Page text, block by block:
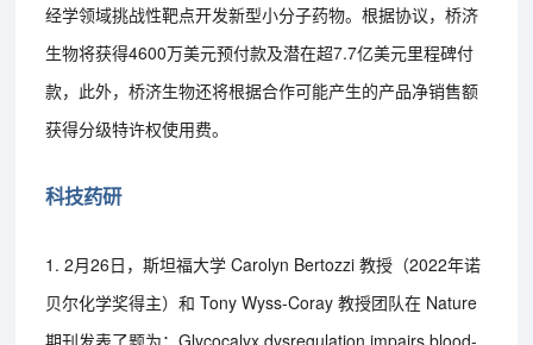
经学领域挑战性靶点开发新型小分子药物。根据协议，桥济
生物将获得4600万美元预付款及潜在超7.7亿美元里程碑付
款，此外，桥济生物还将根据合作可能产生的产品净销售额
获得分级特许权使用费。
科技药研
1. 2月26日，斯坦福大学 Carolyn Bertozzi 教授（2022年诺
贝尔化学奖得主）和 Tony Wyss-Coray 教授团队在 Nature
期刊发表了题为：Glycocalyx dysregulation impairs blood-